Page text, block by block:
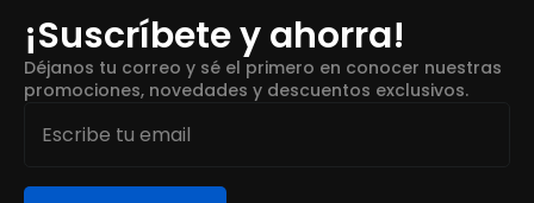
¡Suscríbete y ahorra!
Déjanos tu correo y sé el primero en conocer nuestras
promociones, novedades y descuentos exclusivos.
Email